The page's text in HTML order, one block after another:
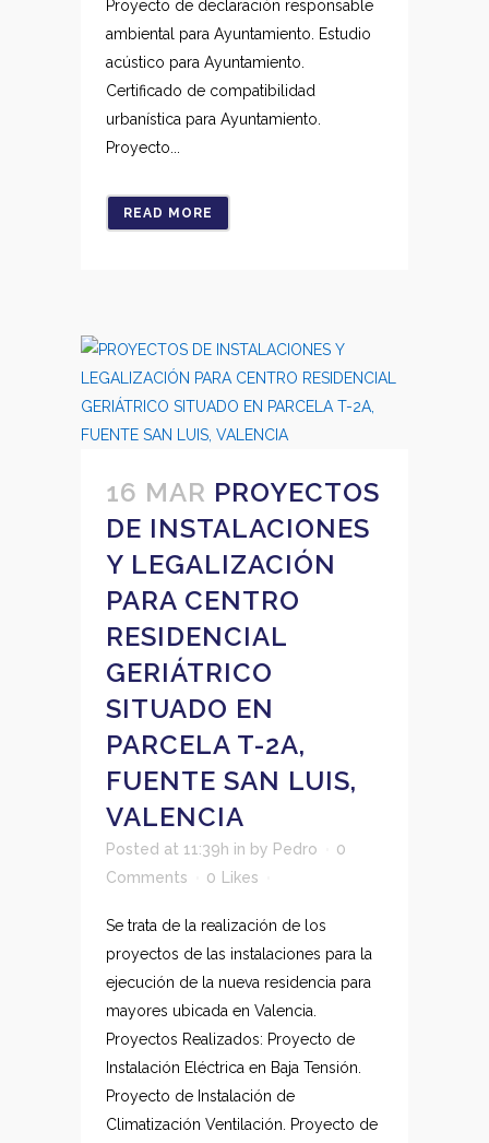
Proyecto de declaración responsable
ambiental para Ayuntamiento. Estudio
acústico para Ayuntamiento.
Certificado de compatibilidad
urbanística para Ayuntamiento.
Proyecto...
READ MORE
16 MAR PROYECTOS
DE INSTALACIONES
Y LEGALIZACIÓN
PARA CENTRO
RESIDENCIAL
GERIÁTRICO
SITUADO EN
PARCELA T-2A,
FUENTE SAN LUIS,
VALENCIA
Posted at 11:39h in by Pedro
0
Comments
0 Likes
Se trata de la realización de los
proyectos de las instalaciones para la
ejecución de la nueva residencia para
mayores ubicada en Valencia.
Proyectos Realizados: Proyecto de
Instalación Eléctrica en Baja Tensión.
Proyecto de Instalación de
Climatización Ventilación. Proyecto de